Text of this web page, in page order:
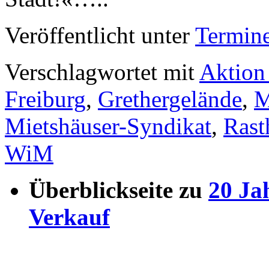
Veröffentlicht unter
Verschlagwortet mit Aktion
Freiburg, Grethergelände,
Mietshäuser-Syndikat,
WiM
Überblickseite zu 20
Verkauf